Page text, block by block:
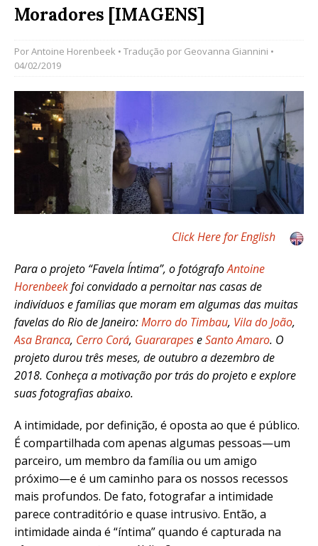
Moradores [IMAGENS]
PorAntoine Horenbeek • Tradução por Geovanna Giannini •
04/02/2019
Click Here for English
Para o projeto “Favela Íntima”, o fotógrafoAntoine
Horenbeekfoi convidado a pernoitar nas casas de
indivíduos e famílias que moram em algumas das muitas
favelas do Rio de Janeiro:Morro do Timbau, Vila do João,
Asa Branca, Cerro Corá, GuararapeseSanto Amaro. O
projeto durou três meses, de outubro a dezembro de
2018. Conheça a motivação por trás do projeto e explore
suas fotografias abaixo.
A intimidade, por definição, é oposta ao que é público.
É compartilhada com apenas algumas pessoas—um
parceiro, um membro da família ou um amigo
próximo—e é um caminho para os nossos recessos
mais profundos. De fato, fotografar a intimidade
parece contraditório e quase intrusivo. Então, a
intimidade ainda é “íntima” quando é capturada na